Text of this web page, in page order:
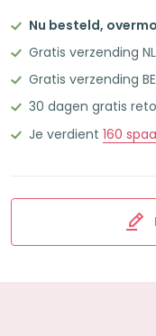
Pakket
A7
300
stuks
Pastel
Nu besteld,
Gratis verzending
Gratis verzending
30 dagen gratis
Je verdient 160